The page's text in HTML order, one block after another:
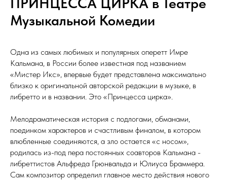
Музыкальной Комедии
Одна из самых любимых и популярных оперетт Имре
Кальмана, в России более известная под названием
«Мистер Икс», впервые будет представлена максимально
близко к оригинальной авторской редакции в музыке, в
либретто и в названии. Это «Принцесса цирка».
Мелодраматическая история с подлогами, обманами,
поединком характеров и счастливым финалом, в котором
влюбленные соединяются, а зло остается «с носом»,
родилась из-под пера постоянных соавторов Кальмана -
либреттистов Альфреда Грюнвальда и Юлиуса Браммера.
Сам композитор определил главное место действия нового